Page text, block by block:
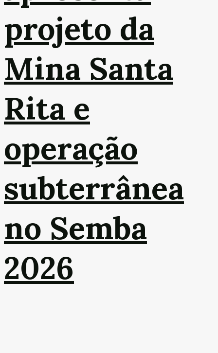
projeto da
Mina Santa
Rita e
operação
subterrânea
no Semba
2026